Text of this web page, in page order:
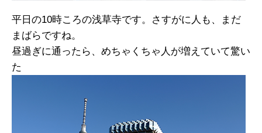
平日の10時ころの浅草寺です。さすがに人も、まだ
まばらですね。
昼過ぎに通ったら、めちゃくちゃ人が増えていて驚い
た